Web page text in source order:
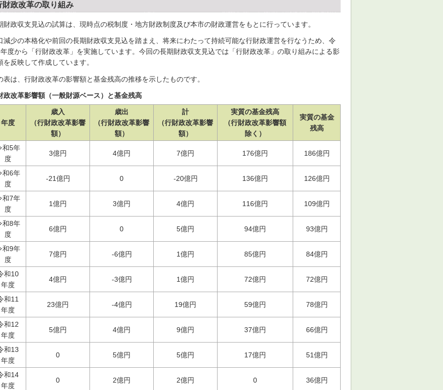
財政改革の取り組み
財政収支見込の試算は、現時点の税制度・地方財政制度及び本市の財政運営をもとに行っています。
減少の本格化や前回の長期財政収支見込を踏まえ、将来にわたって持続可能な行財政運営を行なうため、令
度から「行財政改革」を実施しています。今回の長期財政収支見込では「行財政改革」の取り組みによる影
を反映して作成しています。
表は、行財政改革の影響額と基金残高の推移を示したものです。
政改革影響額（一般財源ベース）と基金残高
年度
歳入
（行財政改革影響
額）
歳出
（行財政改革影響
額）
計
（行財政改革影響
額）
実質の基金残高
（行財政改革影響額
除く）
実質の基金
残高
和5年
度
3億円 4億円 7億円 176億円 186億円
和6年
度
-21億円 0 -20億円 136億円 126億円
和7年
度
1億円 3億円 4億円 116億円 109億円
和8年
度
6億円 0 5億円 94億円 93億円
和9年
度
7億円 -6億円 1億円 85億円 84億円
和10
年度
4億円 -3億円 1億円 72億円 72億円
和11
年度
23億円 -4億円 19億円 59億円 78億円
和12
年度
5億円 4億円 9億円 37億円 66億円
和13
年度
0 5億円 5億円 17億円 51億円
和14
年度
0 2億円 2億円 0 36億円